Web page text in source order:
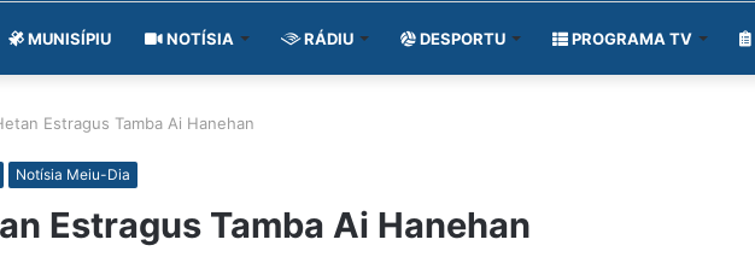
MUNISÍPIU NOTÍSIA RÁDIU DESPORTU PROGRAMA TV
Estragus Tamba Ai Hanehan
Notísia Meiu-Dia
Estragus Tamba Ai Hanehan